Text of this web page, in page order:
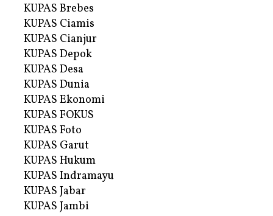
KUPAS Brebes
KUPAS Ciamis
KUPAS Cianjur
KUPAS Depok
KUPAS Desa
KUPAS Dunia
KUPAS Ekonomi
KUPAS FOKUS
KUPAS Foto
KUPAS Garut
KUPAS Hukum
KUPAS Indramayu
KUPAS Jabar
KUPAS Jambi